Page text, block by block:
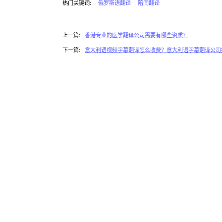
热门关键词: 俄罗斯语翻译 陪同翻译
上一篇: 香港专业的医学翻译公司需要有哪些资质？
下一篇: 意大利语视频字幕翻译怎么收费？意大利语字幕翻译公